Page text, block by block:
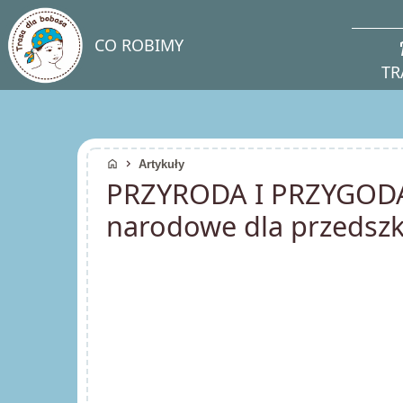
CO ROBIMY
home chevron_right Artykuły
PRZYRODA I
narodowe dla